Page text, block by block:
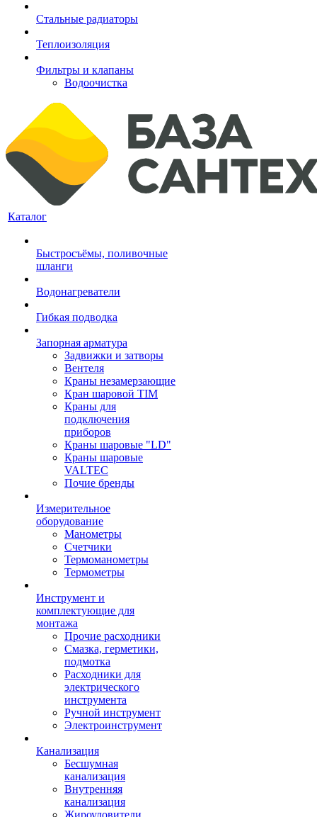
Стальные радиаторы
Теплоизоляция
Фильтры и клапаны
Водоочистка
Каталог
Быстросъёмы, поливочные
шланги
Водонагреватели
Гибкая подводка
Запорная арматура
Задвижки и затворы
Вентеля
Краны незамерзающие
Кран шаровой TIM
Краны для
подключения
приборов
Краны шаровые "LD"
Краны шаровые
VALTEC
Почие бренды
Измерительное
оборудование
Манометры
Счетчики
Термоманометры
Термометры
Инструмент и
комплектующие для
монтажа
Прочие расходники
Смазка, герметики,
подмотка
Расходники для
электрического
инструмента
Ручной инструмент
Электроинструмент
Канализация
Бесшумная
канализация
Внутренняя
канализация
Жироуловители